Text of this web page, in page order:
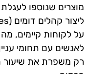
מוצרים שנוספו
על לקוחות קיימים,
לאנשים עם תחומי
רק משפרת את שיעור